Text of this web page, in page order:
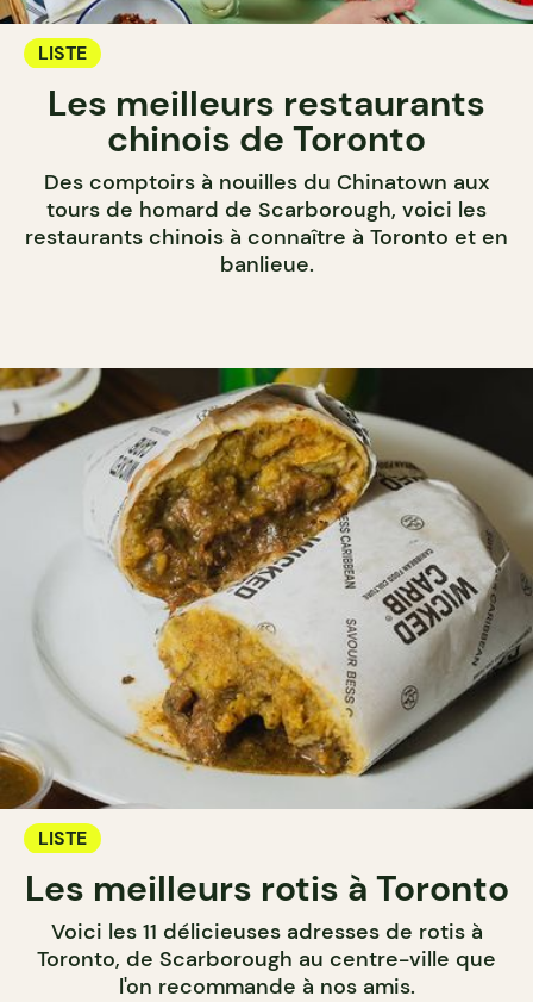
LISTE
Les meilleurs restaurants
chinois de Toronto
Des comptoirs à nouilles du Chinatown aux
tours de homard de Scarborough, voici les
restaurants chinois à connaître à Toronto et en
banlieue.
LISTE
Les meilleurs rotis à Toronto
Voici les 11 délicieuses adresses de rotis à
Toronto, de Scarborough au centre-ville que
l'on recommande à nos amis.